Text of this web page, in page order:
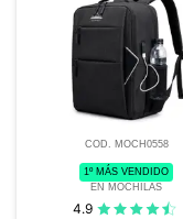
COD. MOCH0558
1º MÁS VENDIDO
EN MOCHILAS
4.9